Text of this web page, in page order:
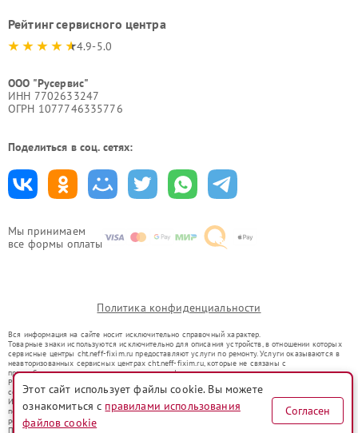
Мы принимаем
все формы оплаты
Рейтинг сервисного центра
4.9-5.0
ООО "Русервис"
ИНН 7702633247
ОГРН 1077746335776
Поделиться в соц. сетях:
Политика конфиденциальности
Вся информация на сайте носит исключительно справочный характер.
Товарные знаки используются исключительно для описания устройств, в отношении которых
сервисные центры cht.neff-fixim.ru предоставляют услуги по ремонту. Услуги оказываются в
неавторизованных сервисных центрах cht.neff-fixim.ru, которые не связаны с
правообладателями товарных знаков или их официальными представителями.
Ремонт осуществляется для устройств, уже введенных в гражданский оборот в соответствии
со статьей 1487 ГК РФ.
Использование товарных знаков не преследует цели индивидуализации услуг или введения
потребителей в заблуждение, а служит для информирования о предоставляемых услугах по
ремонту техники указанных брендов.
Представленная на сайте информация не является публичной офертой, определяемой
Этот сайт использует файлы cookie. Вы можете
ознакомиться с правилами использования
файлов cookie
Согласен